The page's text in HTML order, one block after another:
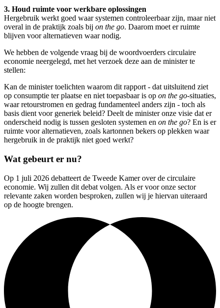
3. Houd ruimte voor werkbare oplossingen
Hergebruik werkt goed waar systemen controleerbaar zijn, maar niet
overal in de praktijk zoals bij on the go. Daarom moet er ruimte
blijven voor alternatieven waar nodig.
We hebben de volgende vraag bij de woordvoerders circulaire
economie neergelegd, met het verzoek deze aan de minister te
stellen:
Kan de minister toelichten waarom dit rapport - dat uitsluitend ziet
op consumptie ter plaatse en niet toepasbaar is op on the go-situaties,
waar retourstromen en gedrag fundamenteel anders zijn - toch als
basis dient voor generiek beleid? Deelt de minister onze visie dat er
onderscheid nodig is tussen gesloten systemen en on the go? En is er
ruimte voor alternatieven, zoals kartonnen bekers op plekken waar
hergebruik in de praktijk niet goed werkt?
Wat gebeurt er nu?
Op 1 juli 2026 debatteert de Tweede Kamer over de circulaire
economie. Wij zullen dit debat volgen. Als er voor onze sector
relevante zaken worden besproken, zullen wij je hiervan uiteraard
op de hoogte brengen.